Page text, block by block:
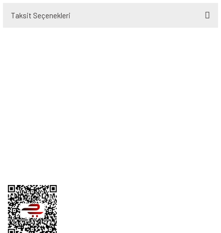
Taksit Seçenekleri